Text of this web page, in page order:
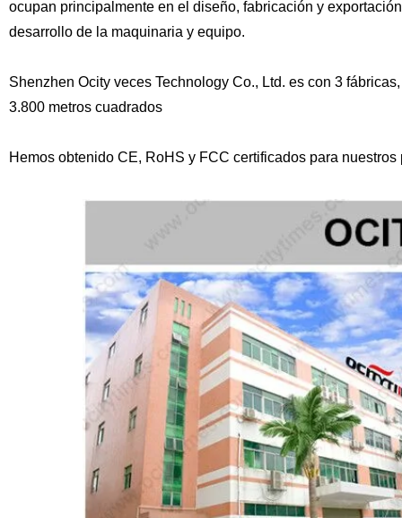
ocupan principalmente en el diseño, fabricación y
desarrollo de la maquinaria y equipo.
Shenzhen Ocity veces Technology Co., Ltd. es con 3
3.800 metros cuadrados
Hemos obtenido CE, RoHS y FCC certificados para